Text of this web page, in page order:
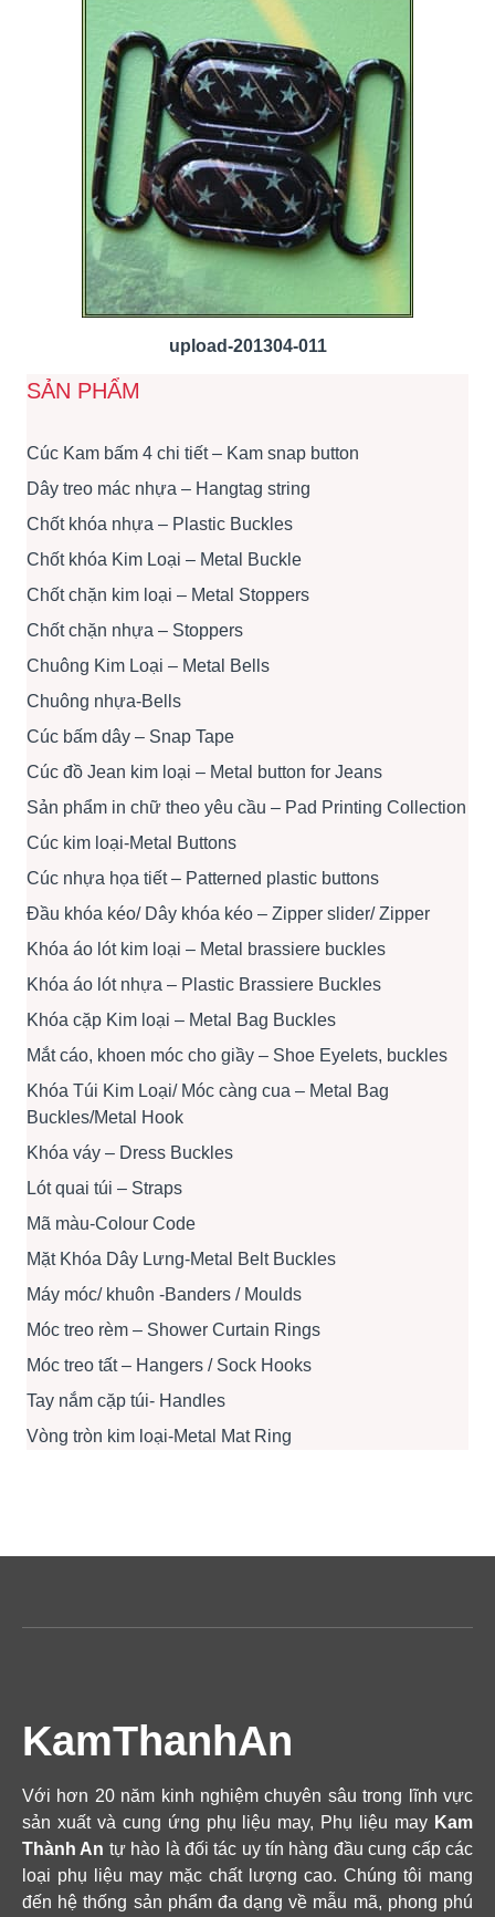
upload-201304-011
SẢN PHẨM
Cúc Kam bấm 4 chi tiết – Kam snap button
Dây treo mác nhựa – Hangtag string
Chốt khóa nhựa – Plastic Buckles
Chốt khóa Kim Loại – Metal Buckle
Chốt chặn kim loại – Metal Stoppers
Chốt chặn nhựa – Stoppers
Chuông Kim Loại – Metal Bells
Chuông nhựa-Bells
Cúc bấm dây – Snap Tape
Cúc đồ Jean kim loại – Metal button for Jeans
Sản phẩm in chữ theo yêu cầu – Pad Printing Collection
Cúc kim loại-Metal Buttons
Cúc nhựa họa tiết – Patterned plastic buttons
Đầu khóa kéo/ Dây khóa kéo – Zipper slider/ Zipper
Khóa áo lót kim loại – Metal brassiere buckles
Khóa áo lót nhựa – Plastic Brassiere Buckles
Khóa cặp Kim loại – Metal Bag Buckles
Mắt cáo, khoen móc cho giầy – Shoe Eyelets, buckles
Khóa Túi Kim Loại/ Móc càng cua – Metal Bag
Buckles/Metal Hook
Khóa váy – Dress Buckles
Lót quai túi – Straps
Mã màu-Colour Code
Mặt Khóa Dây Lưng-Metal Belt Buckles
Máy móc/ khuôn -Banders / Moulds
Móc treo rèm – Shower Curtain Rings
Móc treo tất – Hangers / Sock Hooks
Tay nắm cặp túi- Handles
Vòng tròn kim loại-Metal Mat Ring
KamThanhAn
Với hơn 20 năm kinh nghiệm chuyên sâu trong lĩnh vực
sản xuất và cung ứng phụ liệu may, Phụ liệu may Kam
Thành An tự hào là đối tác uy tín hàng đầu cung cấp các
loại phụ liệu may mặc chất lượng cao. Chúng tôi mang
đến hệ thống sản phẩm đa dạng về mẫu mã, phong phú